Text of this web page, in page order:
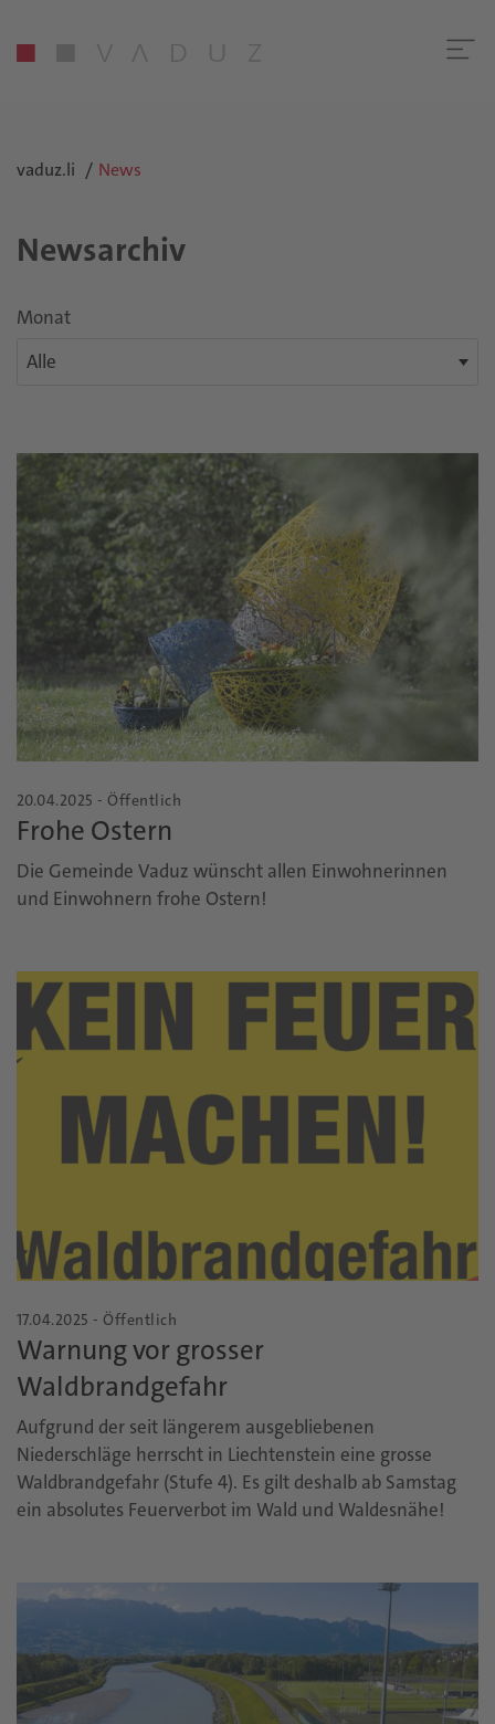
vaduz.li News
Newsarchiv
Monat
20.04.2025 - Öffentlich
Frohe Ostern
Die Gemeinde Vaduz wünscht allen Einwohnerinnen
und Einwohnern frohe Ostern!
17.04.2025 - Öffentlich
Warnung vor grosser
Waldbrandgefahr
Aufgrund der seit längerem ausgebliebenen
Niederschläge herrscht in Liechtenstein eine grosse
Waldbrandgefahr (Stufe 4). Es gilt deshalb ab Samstag
ein absolutes Feuerverbot im Wald und Waldesnähe!